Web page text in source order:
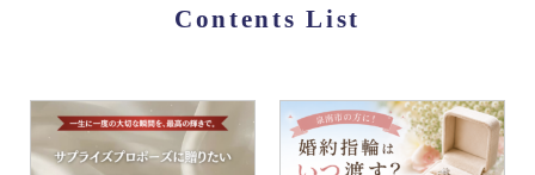
Contents List